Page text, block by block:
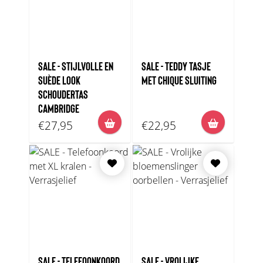
SALE - STIJLVOLLE EN
SUÈDE LOOK
SCHOUDERTAS
CAMBRIDGE
€27,95
SALE - TEDDY TASJE
MET CHIQUE SLUITING
€22,95